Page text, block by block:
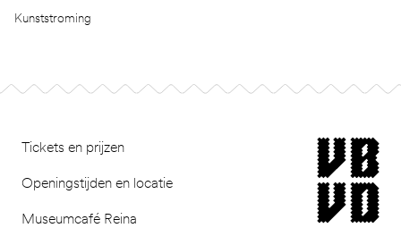
Kunststroming
Tickets en prijzen
Openingstijden en locatie
Museumcafé Reina
museum van